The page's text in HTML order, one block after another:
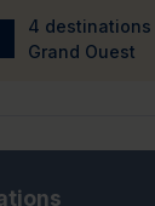
4 destinations
Grand Ouest